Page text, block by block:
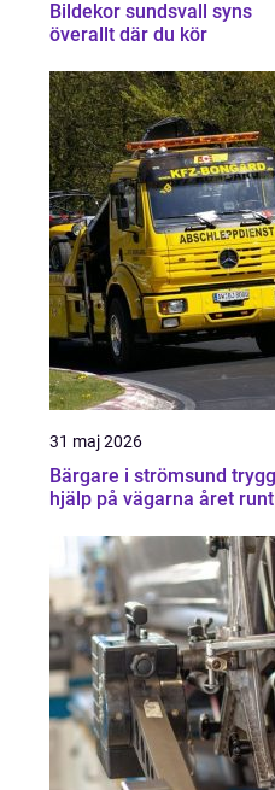
Bildekor sundsvall syns
överallt där du kör
31 maj 2026
Bärgare i strömsund trygg
hjälp på vägarna året runt